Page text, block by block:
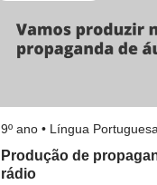
9º ano • Língua Portuguesa
Produção de
rádio